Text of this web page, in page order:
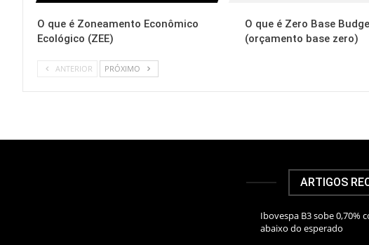
O que é Zoneamento Econômico
Ecológico (ZEE)
O que é Zero Base
(orçamento base zero)
ANTERIOR PRÓXIMO
ARTIGOS
Ibovespa B3 sobe 0,70%
abaixo do esperado